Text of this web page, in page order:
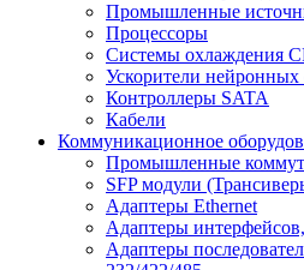
Промышленные
Процессоры
Системы охлаждения
Ускорители нейронных
Контроллеры SATA
Кабели
Коммуникационное
Промышленные
SFP модули
Адаптеры Ethernet
Адаптеры
Адаптеры